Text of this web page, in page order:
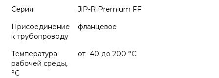
Серия
JiP-R Premium FF
Присоединение
к трубопроводу
фланцевое
Температура
рабочей среды,
°С
от -40 до 200 °C